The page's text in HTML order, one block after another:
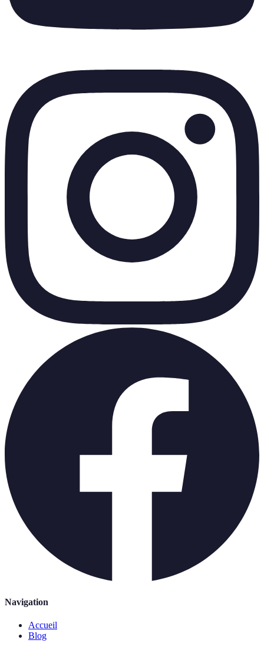
Navigation
Accueil
Blog